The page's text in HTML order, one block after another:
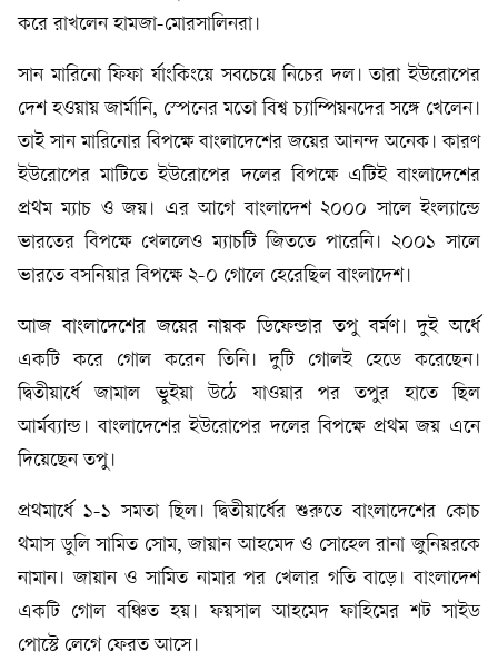
করে রাখলেন হামজা-মোরসালিনরা।
সান মারিনো ফিফা র্যাংকিংয়ে সবচেয়ে নিচের দল। তারা ইউরোপের
দেশ হওয়ায় জার্মানি, স্পেনের মতো বিশ্ব চ্যাম্পিয়নদের সঙ্গে খেলেন।
তাই সান মারিনোর বিপক্ষে বাংলাদেশের জয়ের আনন্দ অনেক। কারণ
ইউরোপের মাটিতে ইউরোপের দলের বিপক্ষে এটিই বাংলাদেশের
প্রথম ম্যাচ ও জয়। এর আগে বাংলাদেশ ২০০০ সালে ইংল্যান্ডে
ভারতের বিপক্ষে খেললেও ম্যাচটি জিততে পারেনি। ২০০১ সালে
ভারতে বসনিয়ার বিপক্ষে ২-০ গোলে হেরেছিল বাংলাদেশ।
আজ বাংলাদেশের জয়ের নায়ক ডিফেন্ডার তপু বর্মণ। দুই অর্ধে
একটি করে গোল করেন তিনি। দুটি গোলই হেডে করেছেন।
দ্বিতীয়ার্ধে জামাল ভুইয়া উঠে যাওয়ার পর তপুর হাতে ছিল
আর্মব্যান্ড। বাংলাদেশের ইউরোপের দলের বিপক্ষে প্রথম জয় এনে
দিয়েছেন তপু।
প্রথমার্ধে ১-১ সমতা ছিল। দ্বিতীয়ার্ধের শুরুতে বাংলাদেশের কোচ
থমাস ডুলি সামিত সোম, জায়ান আহমেদ ও সোহেল রানা জুনিয়রকে
নামান। জায়ান ও সামিত নামার পর খেলার গতি বাড়ে। বাংলাদেশ
একটি গোল বঞ্চিত হয়। ফয়সাল আহমেদ ফাহিমের শট সাইড
পোস্টে লেগে ফেরত আসে।